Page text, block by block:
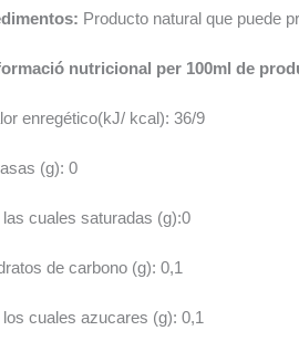
Producto natural que puede
nutricional per 100ml de
enregético(kJ/ kcal): 36/9
(g): 0
las cuales saturadas (g):0
de carbono (g): 0,1
los cuales azucares (g): 0,1